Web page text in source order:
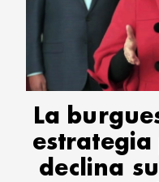
La
estrategia
declina